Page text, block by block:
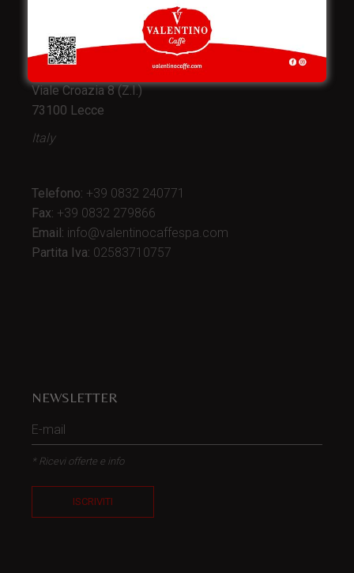
e produzione:
Viale Croazia 8 (Z.I.)
73100 Lecce
Italy
Telefono: +39 0832 240771
Fax: +39 0832 279866
Email: info@valentinocaffespa.com
Partita Iva: 02583710757
NEWSLETTER
* Ricevi offerte e info
ISCRIVITI